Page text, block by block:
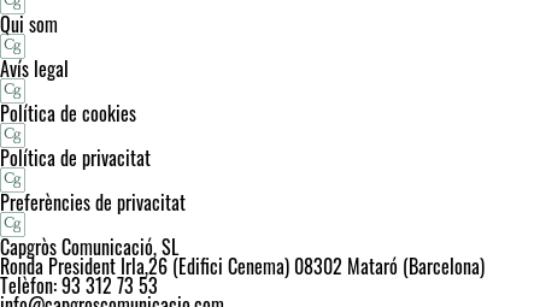
Qui som
Avís legal
Política de cookies
Política de privacitat
Preferències de privacitat
Capgròs Comunicació, SL
Ronda President Irla,26 (Edifici Cenema) 08302 Mataró (Barcelona)
Telèfon: 93 312 73 53